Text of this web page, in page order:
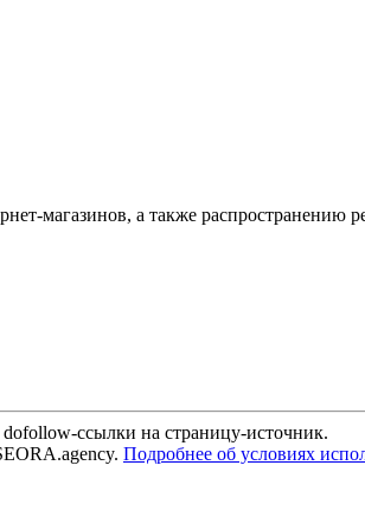
магазинов, а также распространению
ссылки на страницу-источник.
Подробнее об условиях